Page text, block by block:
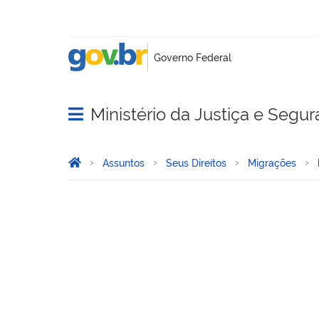
Abrir menu principal de navegação
Ministério da Justiça e
Você está aqui:
Página Inicial
Assuntos Seus Direitos Migrações